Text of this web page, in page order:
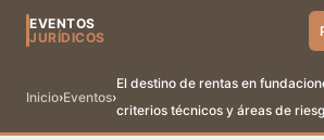
EVENTOS
JURÍDICOS
Inicio›Eventos›
El destino de rentas en
criterios técnicos y áreas de